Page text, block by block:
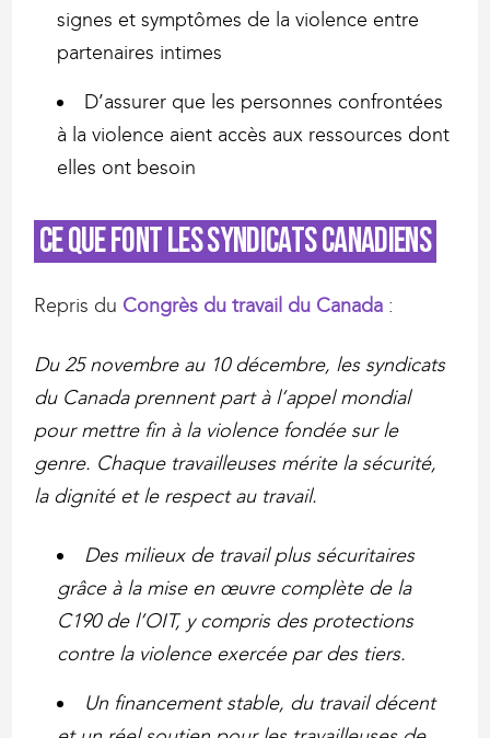
signes et symptômes de la violence entre
partenaires intimes
D’assurer que les personnes confrontées
à la violence aient accès aux ressources dont
elles ont besoin
Ce que font les syndicats canadiens
Repris du Congrès du travail du Canada :
Du 25 novembre au 10 décembre, les syndicats
du Canada prennent part à l’appel mondial
pour mettre fin à la violence fondée sur le
genre. Chaque travailleuses mérite la sécurité,
la dignité et le respect au travail.
Des milieux de travail plus sécuritaires
grâce à la mise en œuvre complète de la
C190 de l’OIT, y compris des protections
contre la violence exercée par des tiers.
Un financement stable, du travail décent